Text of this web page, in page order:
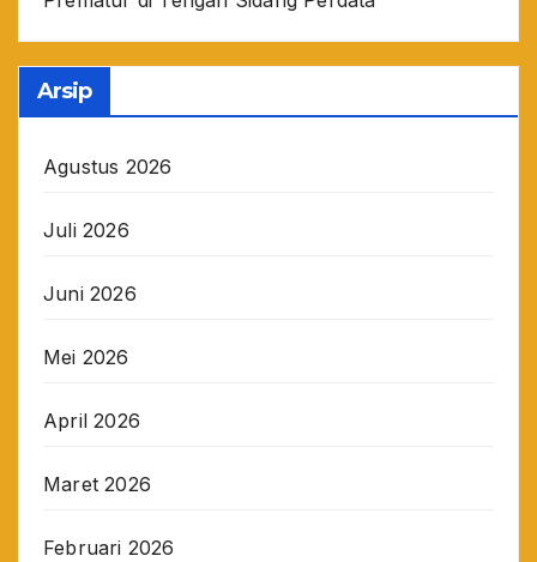
Arsip
Agustus 2026
Juli 2026
Juni 2026
Mei 2026
April 2026
Maret 2026
Februari 2026